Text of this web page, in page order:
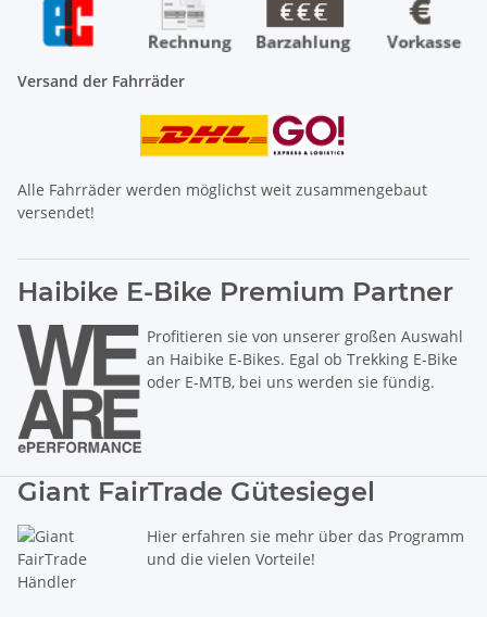
Versand der Fahrräder
Alle Fahrräder werden möglichst weit zusammengebaut
versendet!
Haibike E-Bike Premium Partner
Profitieren sie von unserer großen Auswahl
an Haibike E-Bikes. Egal ob Trekking E-Bike
oder E-MTB, bei uns werden sie fündig.
Giant FairTrade Gütesiegel
Hier erfahren sie mehr über das Programm
und die vielen Vorteile!